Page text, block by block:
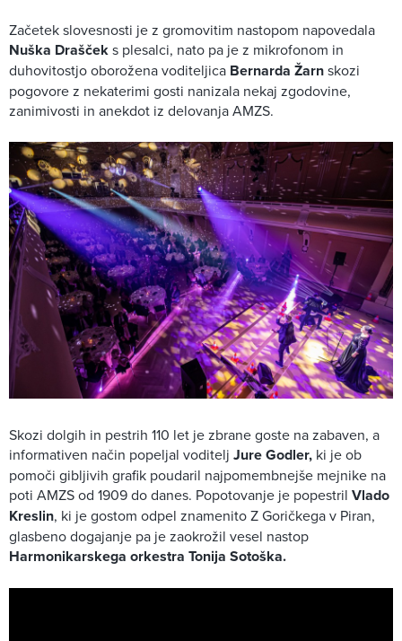
Začetek slovesnosti je z gromovitim nastopom napovedala
Nuška Draščeks plesalci, nato pa je z mikrofonom in
duhovitostjo oborožena voditeljica Bernarda Žarnskozi
pogovore z nekaterimi gosti nanizala nekaj zgodovine,
zanimivosti in anekdot iz delovanja AMZS.
Skozi dolgih in pestrih 110 let je zbrane goste na zabaven, a
informativen način popeljal voditelj Jure Godler, ki je ob
pomoči gibljivih grafik poudaril najpomembnejše mejnike na
poti AMZS od 1909 do danes. Popotovanje je popestril Vlado
Kreslin, ki je gostom odpel znamenito Z Goričkega v Piran,
glasbeno dogajanje pa je zaokrožil vesel nastop
Harmonikarskega orkestra Tonija Sotoška.